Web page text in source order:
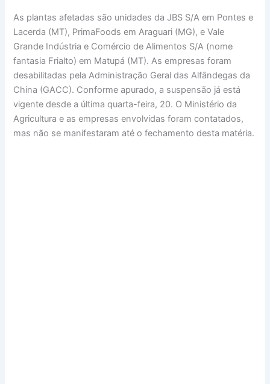
As plantas afetadas são unidades da JBS S/A em Pontes e
Lacerda (MT), PrimaFoods em Araguari (MG), e Vale
Grande Indústria e Comércio de Alimentos S/A (nome
fantasia Frialto) em Matupá (MT). As empresas foram
desabilitadas pela Administração Geral das Alfândegas da
China (GACC). Conforme apurado, a suspensão já está
vigente desde a última quarta-feira, 20. O Ministério da
Agricultura e as empresas envolvidas foram contatados,
mas não se manifestaram até o fechamento desta matéria.